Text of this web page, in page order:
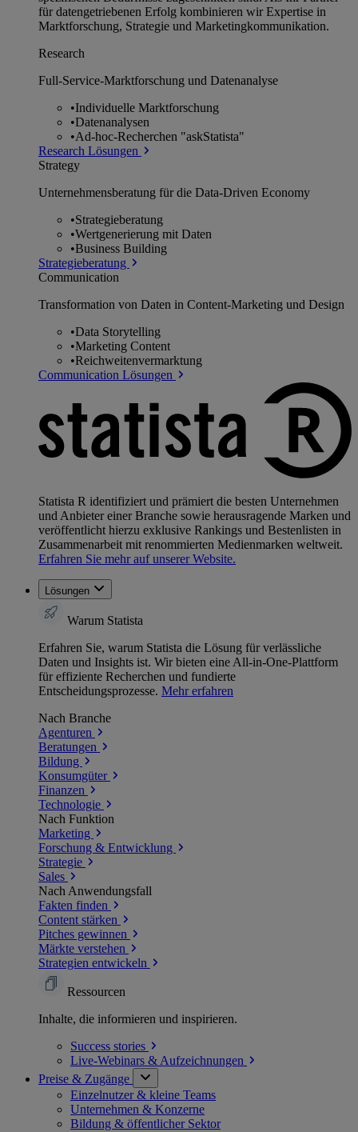
für datengetriebenen Erfolg kombinieren wir Expertise in
Marktforschung, Strategie und Marketingkommunikation.
Research
Full-Service-Marktforschung und Datenanalyse
•Individuelle Marktforschung
•Datenanalysen
•Ad-hoc-Recherchen "askStatista"
Research Lösungen
Strategy
Unternehmens­beratung für die Data-Driven Economy
•Strategieberatung
•Wertgenerierung mit Daten
•Business Building
Strategieberatung
Communication
Transformation von Daten in Content-Marketing und Design
•Data Storytelling
•Marketing Content
•Reichweitenvermarktung
Communication Lösungen
Statista R identifiziert und prämiert die besten Unternehmen
und Anbieter einer Branche sowie herausragende Marken und
veröffentlicht hierzu exklusive Rankings und Bestenlisten in
Zusammenarbeit mit renommierten Medienmarken weltweit.
Erfahren Sie mehr auf unserer Website.
Lösungen
Warum Statista
Erfahren Sie, warum Statista die Lösung für verlässliche
Daten und Insights ist. Wir bieten eine All-in-One-Plattform
für effiziente Recherchen und fundierte
Entscheidungsprozesse. Mehr erfahren
Nach Branche
Agenturen
Beratungen
Bildung
Konsumgüter
Finanzen
Technologie
Nach Funktion
Marketing
Forschung & Entwicklung
Strategie
Sales
Nach Anwendungsfall
Fakten finden
Content stärken
Pitches gewinnen
Märkte verstehen
Strategien entwickeln
Ressourcen
Inhalte, die informieren und inspirieren.
Success stories
Live-Webinars & Aufzeichnungen
Preise & Zugänge
Einzelnutzer & kleine Teams
Unternehmen & Konzerne
Bildung & öffentlicher Sektor